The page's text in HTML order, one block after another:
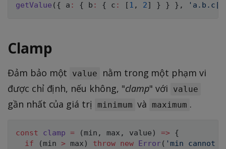
getValue ( { a : { b : { c : [ 1 , 2] } } } ,
Clamp
Đảm bảo một value
nằm trong một phạm vi
được chỉ định, nếu không, "clamp" với value
gần nhất của giá trị minimum và maximum .
const clamp = ( min , max , value ) => {
if
( min > max ) throw new Error( 'min cannot